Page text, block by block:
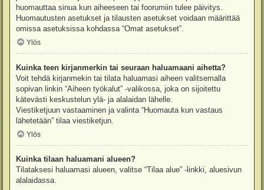
huomauttaa sinua kun aiheeseen tai foorumiin tulee päivitys.
Huomautusten asetukset ja tilausten asetukset voidaan määrittää
omissa asetuksissa kohdassa “Omat asetukset”.
Ylös
Kuinka teen kirjanmerkin tai seuraan haluamaani aihetta?
Voit tehdä kirjanmekin tai tilata haluamasi aiheen valitsemalla
sopivan linkin “Aiheen työkalut” -valikossa, joka on sijoitettu
kätevästi keskustelun ylä- ja alalaidan lähelle.
Viestiketjuun vastaaminen ja valinta “Huomauta kun vastaus
lähetetään” tilaa viestiketjun.
Ylös
Kuinka tilaan haluamani alueen?
Tilataksesi haluamasi alueen, valitse “Tilaa alue” -linkki, aluesivun
alalaidassa.